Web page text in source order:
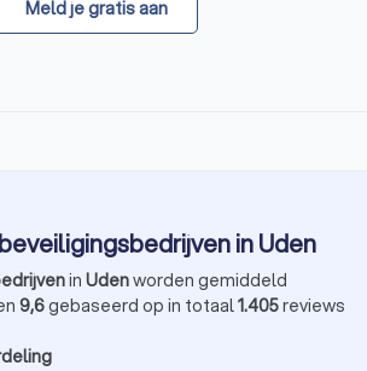
Meld je gratis aan
in Uden
in Udenworden gemiddeld
9,6gebaseerd op in totaal1.405reviews